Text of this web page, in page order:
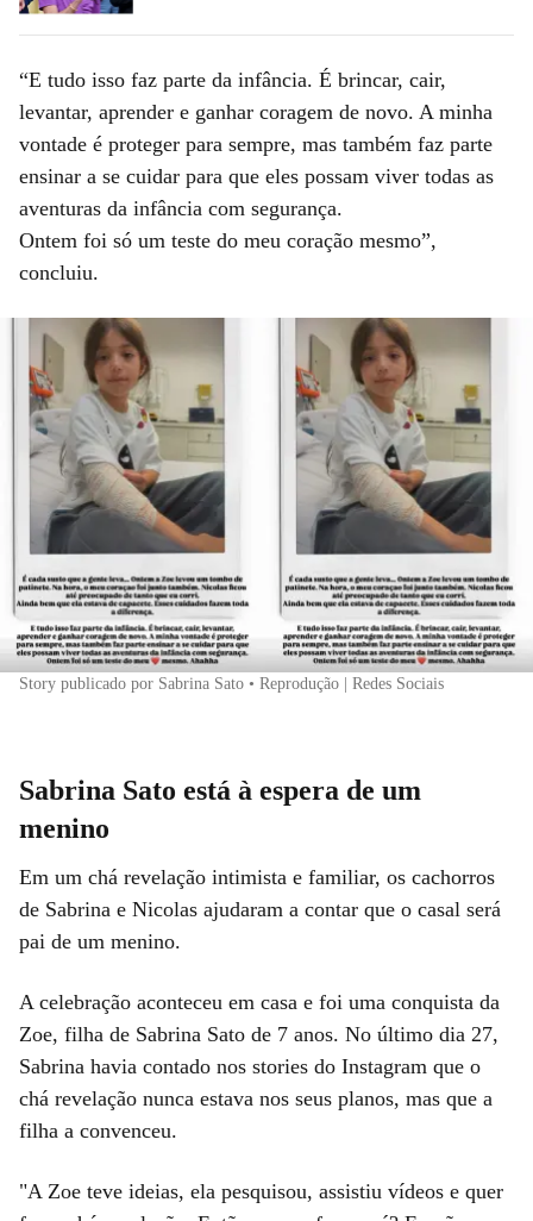
“E tudo isso faz parte da infância. É brincar, cair,
levantar, aprender e ganhar coragem de novo. A minha
vontade é proteger para sempre, mas também faz parte
ensinar a se cuidar para que eles possam viver todas as
aventuras da infância com segurança.
Ontem foi só um teste do meu coração mesmo”,
concluiu.
Story publicado por Sabrina Sato • Reprodução | Redes Sociais
Sabrina Sato está à espera de um
menino
Em um chá revelação intimista e familiar, os cachorros
de Sabrina e Nicolas ajudaram a contar que o casal será
pai de um menino.
A celebração aconteceu em casa e foi uma conquista da
Zoe, filha de Sabrina Sato de 7 anos. No último dia 27,
Sabrina havia contado nos stories do Instagram que o
chá revelação nunca estava nos seus planos, mas que a
filha a convenceu.
"A Zoe teve ideias, ela pesquisou, assistiu vídeos e quer